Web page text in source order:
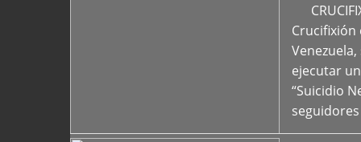
Crucifixión
ejecutar
“Suicidio